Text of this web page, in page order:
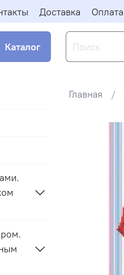
Доставка Оплата
Каталог
Главная